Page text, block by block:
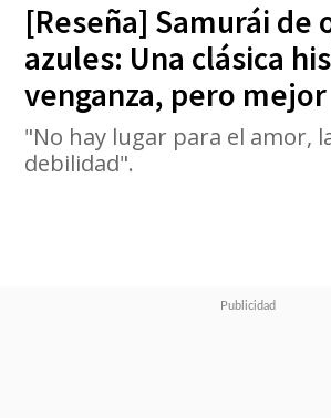
[Reseña] Samurái de
azules: Una clásica
venganza, pero mejor
"No hay lugar para el amor,
debilidad".